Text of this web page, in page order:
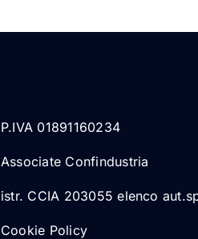
P.IVA 01891160234
Associate Confindustria
istr. CCIA 203055 elenco
Cookie Policy